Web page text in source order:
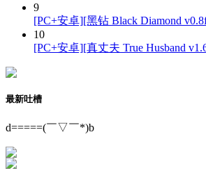
9
[PC+安卓][黑钻 Black Diamond
10
[PC+安卓][真丈夫 True Husband
最新吐槽
d=====(￣▽￣*)b